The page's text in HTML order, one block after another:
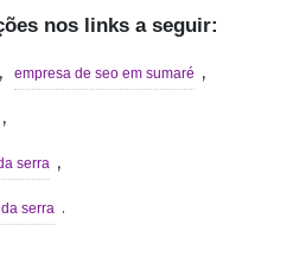
nos links a seguir:
, empresa de seo em sumaré ,
,
serra ,
serra .